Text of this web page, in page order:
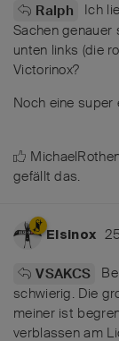
Ralph Ich
Sachen genauer
unten links (die
Victorinox?
Noch eine
gefällt das.
Elsinox
VSAKCS
schwierig. Die
meiner ist
verblassen am